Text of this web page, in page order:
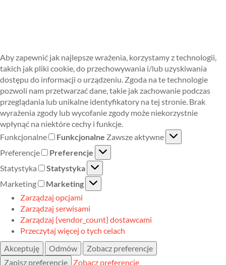
Aby zapewnić jak najlepsze wrażenia, korzystamy z technologii,
takich jak pliki cookie, do przechowywania i/lub uzyskiwania
dostępu do informacji o urządzeniu. Zgoda na te technologie
pozwoli nam przetwarzać dane, takie jak zachowanie podczas
przeglądania lub unikalne identyfikatory na tej stronie. Brak
wyrażenia zgody lub wycofanie zgody może niekorzystnie
wpłynąć na niektóre cechy i funkcje.
Funkcjonalne
Funkcjonalne Zawsze aktywne
Preferencje
Preferencje
Statystyka
Statystyka
Marketing
Marketing
Zarządzaj opcjami
Zarządzaj serwisami
Zarządzaj {vendor_count} dostawcami
Przeczytaj więcej o tych celach
Akceptuję
Odmów
Zobacz preferencje
Zapisz preferencje
Zobacz preferencje